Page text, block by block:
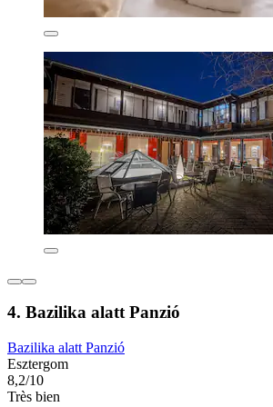
4. Bazilika alatt Panzió
Bazilika alatt Panzió
Esztergom
8,2/10
Très bien